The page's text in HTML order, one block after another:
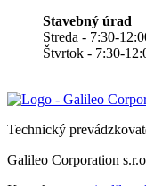
Stavebný úrad
Streda - 7:30-
Štvrtok - 7:30-
Technický
Galileo Corporation